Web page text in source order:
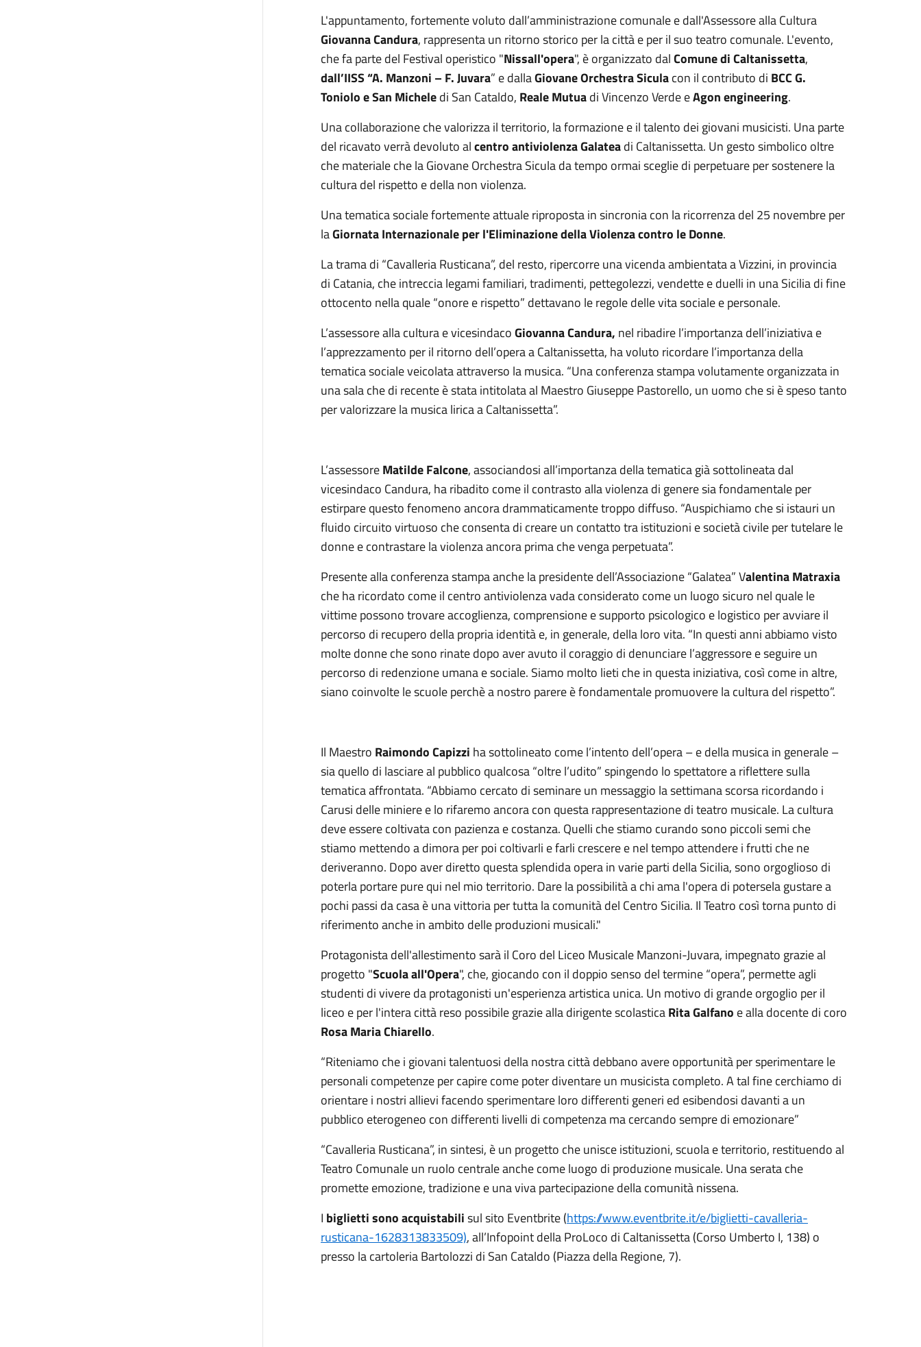
L'appuntamento, fortemente voluto dall’amministrazione comunale e dall'Assessore alla Cultura
Giovanna Candura, rappresenta un ritorno storico per la città e per il suo teatro comunale. L'evento,
che fa parte del Festival operistico "Nissall'opera", è organizzato dalComune di Caltanissetta,
dall’IISS “A. Manzoni – F. Juvara” e dallaGiovane Orchestra Siculacon il contributo di BCC G.
Toniolo e San Micheledi San Cataldo, Reale Mutuadi Vincenzo Verde eAgon engineering.
Una collaborazione che valorizza il territorio, la formazione e il talento dei giovani musicisti. Una parte
del ricavato verrà devoluto alcentro antiviolenza Galateadi Caltanissetta. Un gesto simbolico oltre
che materiale che la Giovane Orchestra Sicula da tempo ormai sceglie di perpetuare per sostenere la
cultura del rispetto e della non violenza.
Una tematica sociale fortemente attuale riproposta in sincronia con la ricorrenza del 25 novembre per
laGiornata Internazionale per l'Eliminazione della Violenza contro le Donne.
La trama di “Cavalleria Rusticana”, del resto, ripercorre una vicenda ambientata a Vizzini, in provincia
di Catania, che intreccia legami familiari, tradimenti, pettegolezzi, vendette e duelli in una Sicilia di fine
ottocento nella quale “onore e rispetto” dettavano le regole delle vita sociale e personale.
L’assessore alla cultura e vicesindacoGiovanna Candura, nel ribadire l’importanza dell’iniziativa e
l’apprezzamento per il ritorno dell’opera a Caltanissetta, ha voluto ricordare l’importanza della
tematica sociale veicolata attraverso la musica. “Una conferenza stampa volutamente organizzata in
una sala che di recente è stata intitolata al Maestro Giuseppe Pastorello, un uomo che si è speso tanto
per valorizzare la musica lirica a Caltanissetta”.
L’assessoreMatilde Falcone, associandosi all’importanza della tematica già sottolineata dal
vicesindaco Candura, ha ribadito come il contrasto alla violenza di genere sia fondamentale per
estirpare questo fenomeno ancora drammaticamente troppo diffuso. “Auspichiamo che si istauri un
fluido circuito virtuoso che consenta di creare un contatto tra istituzioni e società civile per tutelare le
donne e contrastare la violenza ancora prima che venga perpetuata”.
Presente alla conferenza stampa anche la presidente dell’Associazione “Galatea” Valentina Matraxia
che ha ricordato come il centro antiviolenza vada considerato come un luogo sicuro nel quale le
vittime possono trovare accoglienza, comprensione e supporto psicologico e logistico per avviare il
percorso di recupero della propria identità e, in generale, della loro vita. “In questi anni abbiamo visto
molte donne che sono rinate dopo aver avuto il coraggio di denunciare l’aggressore e seguire un
percorso di redenzione umana e sociale. Siamo molto lieti che in questa iniziativa, così come in altre,
siano coinvolte le scuole perchè a nostro parere è fondamentale promuovere la cultura del rispetto”.
Il Maestro Raimondo Capizzi ha sottolineato come l’intento dell’opera – e della musica in generale –
sia quello di lasciare al pubblico qualcosa “oltre l’udito” spingendo lo spettatore a riflettere sulla
tematica affrontata. “Abbiamo cercato di seminare un messaggio la settimana scorsa ricordando i
Carusi delle miniere e lo rifaremo ancora con questa rappresentazione di teatro musicale. La cultura
deve essere coltivata con pazienza e costanza. Quelli che stiamo curando sono piccoli semi che
stiamo mettendo a dimora per poi coltivarli e farli crescere e nel tempo attendere i frutti che ne
deriveranno. Dopo aver diretto questa splendida opera in varie parti della Sicilia, sono orgoglioso di
poterla portare pure qui nel mio territorio. Dare la possibilità a chi ama l'opera di potersela gustare a
pochi passi da casa è una vittoria per tutta la comunità del Centro Sicilia. Il Teatro così torna punto di
riferimento anche in ambito delle produzioni musicali."
Protagonista dell'allestimento sarà il Coro del Liceo Musicale Manzoni-Juvara, impegnato grazie al
progetto "Scuola all'Opera", che, giocando con il doppio senso del termine “opera”, permette agli
studenti di vivere da protagonisti un'esperienza artistica unica. Un motivo di grande orgoglio per il
liceo e per l'intera città reso possibile grazie alla dirigente scolasticaRita Galfano e alla docente di coro
Rosa Maria Chiarello.
“Riteniamo che i giovani talentuosi della nostra città debbano avere opportunità per sperimentare le
personali competenze per capire come poter diventare un musicista completo. A tal fine cerchiamo di
orientare i nostri allievi facendo sperimentare loro differenti generi ed esibendosi davanti a un
pubblico eterogeneo con differenti livelli di competenza ma cercando sempre di emozionare”
“Cavalleria Rusticana”, in sintesi, è un progetto che unisce istituzioni, scuola e territorio, restituendo al
Teatro Comunale un ruolo centrale anche come luogo di produzione musicale. Una serata che
promette emozione, tradizione e una viva partecipazione della comunità nissena.
I biglietti sono acquistabilisul sito Eventbrite (https://www.eventbrite.it/e/biglietti-cavalleria-
rusticana-1628313833509), all’Infopoint della ProLoco di Caltanissetta (Corso Umberto I, 138) o
presso la cartoleria Bartolozzi di San Cataldo (Piazza della Regione, 7).